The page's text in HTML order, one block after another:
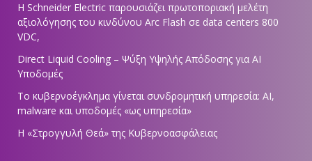
Η Schneider Electric παρουσιάζει πρωτοποριακή μελέτη
αξιολόγησης του κινδύνου Arc Flash σε data centers 800
VDC,
Direct Liquid Cooling – Ψύξη Υψηλής Απόδοσης για AI
Υποδομές
Το κυβερνοέγκλημα γίνεται συνδρομητική υπηρεσία: AI,
malware και υποδομές «ως υπηρεσία»
Η «Στρογγυλή Θεά» της Κυβερνοασφάλειας